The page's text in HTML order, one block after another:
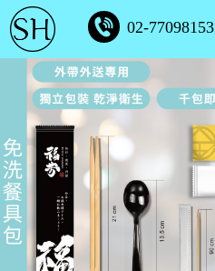
02-77098153